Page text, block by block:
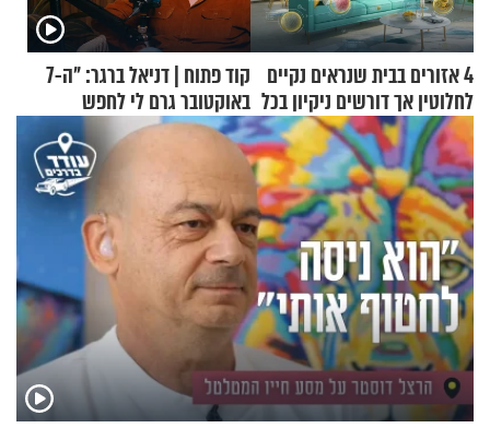
4 אזורים בבית שנראים נקיים
לחלוטין אך דורשים ניקיון בכל
סוף שבוע
קוד פתוח | דניאל ברגר: "ה-7
באוקטובר גרם לי לחפש
תשובות"